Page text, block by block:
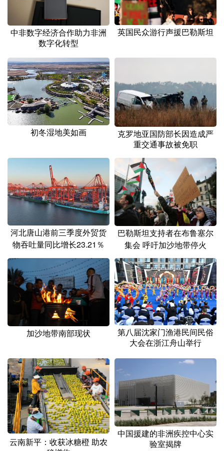
中非数字经济合作助力非洲
数字化转型
英国民众游行声援巴勒斯坦
初冬湿地美如画
克罗地亚国防部长因造成严
重交通事故被免职
河北唐山港前三季度外贸货
物吞吐量同比增长23.21％
巴勒斯坦支持者在布鲁塞尔
集会 呼吁加沙地带停火
加沙地带南部现状
第八届沈家门渔港民间民俗
大会在浙江舟山举行
云南新平：收获冰糖橙 助农
中国援建的非洲疾控中心实
验室揭牌